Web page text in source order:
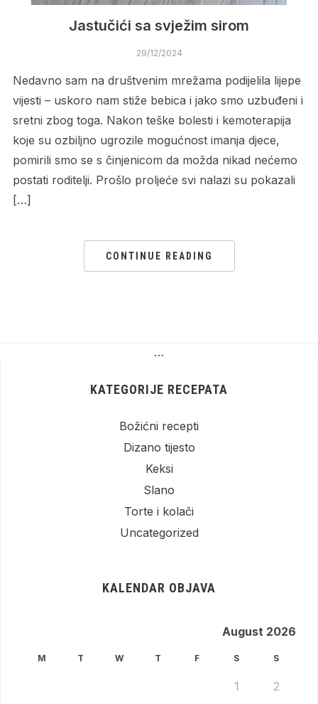
Jastučići sa svježim sirom
29/12/2024
Nedavno sam na društvenim mrežama podijelila lijepe
vijesti – uskoro nam stiže bebica i jako smo uzbuđeni i
sretni zbog toga. Nakon teške bolesti i kemoterapija
koje su ozbiljno ugrozile mogućnost imanja djece,
pomirili smo se s činjenicom da možda nikad nećemo
postati roditelji. Prošlo proljeće svi nalazi su pokazali
[…]
CONTINUE READING
…
KATEGORIJE RECEPATA
Božićni recepti
Dizano tijesto
Keksi
Slano
Torte i kolači
Uncategorized
KALENDAR OBJAVA
August 2026
M T W T F S S
1 2